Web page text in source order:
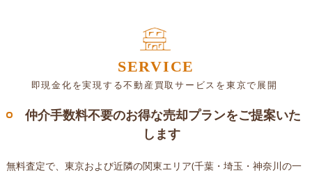
即現金化を実現する不動産買取サービスを東京で展開
SERVICE
仲介手数料不要のお得な売却プランをご提案いた
します
無料査定で、東京および近隣の関東エリア(千葉・埼玉・神奈川の一